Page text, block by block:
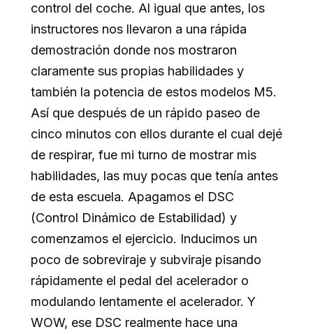
control del coche. Al igual que antes, los
instructores nos llevaron a una rápida
demostración donde nos mostraron
claramente sus propias habilidades y
también la potencia de estos modelos M5.
Así que después de un rápido paseo de
cinco minutos con ellos durante el cual dejé
de respirar, fue mi turno de mostrar mis
habilidades, las muy pocas que tenía antes
de esta escuela. Apagamos el DSC
(Control Dinámico de Estabilidad) y
comenzamos el ejercicio. Inducimos un
poco de sobreviraje y subviraje pisando
rápidamente el pedal del acelerador o
modulando lentamente el acelerador. Y
WOW, ese DSC realmente hace una